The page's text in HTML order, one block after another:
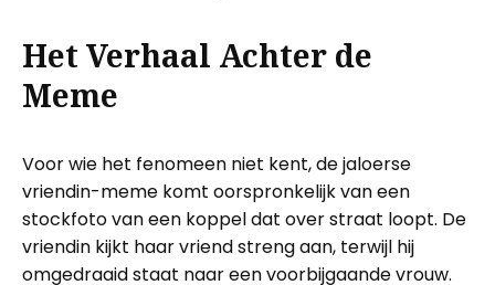
Het Verhaal Achter de
Meme
Voor wie het fenomeen niet kent, de jaloerse
vriendin-meme komt oorspronkelijk van een
stockfoto van een koppel dat over straat loopt. De
vriendin kijkt haar vriend streng aan, terwijl hij
omgedraaid staat naar een voorbijgaande vrouw.